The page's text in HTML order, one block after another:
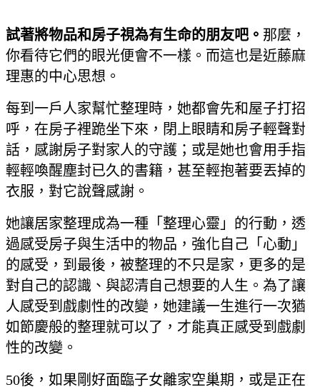
試著將物品和房子視為有生命的朋友吧。 那麼，
你看待它們的眼光便會不一樣。而這也是近藤麻
理惠的中心思想。
每到一戶人家幫忙整理時，她都會先和屋子打招
呼，在房子裡跪坐下來，閉上眼睛和房子輕聲對
話，感謝房子對家人的守護；或是她也會用手指
輕輕喚醒塵封已久的書籍，甚至輕抱著要丟掉的
衣服，對它說聲感謝。
她讓居家整理成為一種「整理心靈」的行動，透
過感受房子與生活中的物品，強化自己「心動」
的感受，到最後，被整理的不只是家，更多的是
對自己的認識、與認清自己想要的人生。為了讓
人感受到戲劇性的改變，她建議一生進行一次猶
如節慶般的整理就可以了，才能真正感受到戲劇
性的改變。
50後，如果剛好面臨子女離家空巢期，或是正在